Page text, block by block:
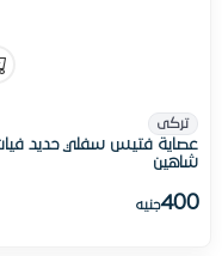
تركى
عصاية فتيس سفلي حديد
شاهين
400جنيه